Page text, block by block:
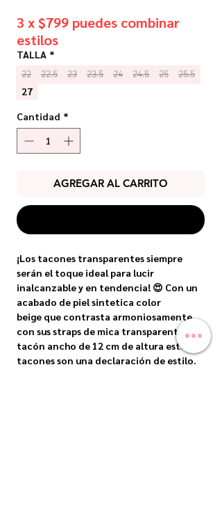
3 x $799 puedes combinar
estilos
TALLA *
22 22.5 23 23.5 24 24.5 25 25.5
27
Cantidad *
AGREGAR AL CARRITO
¡Los tacones transparentes siempre
serán el toque ideal para lucir
inalcanzable y en tendencia! 😍 Con un
acabado de piel sintetica color
beige que contrasta armoniosamente
con sus straps de mica transparente y
tacón ancho de 12 cm de altura estos
tacones son una declaración de estilo.